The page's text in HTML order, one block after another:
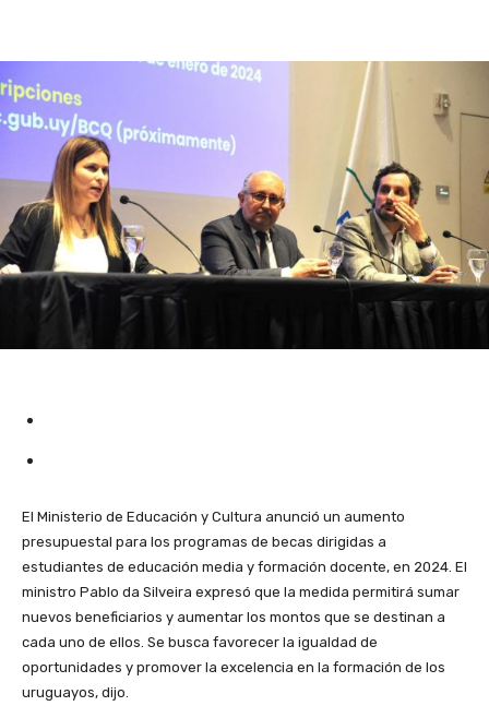
El Ministerio de Educación y Cultura anunció un aumento
presupuestal para los programas de becas dirigidas a
estudiantes de educación media y formación docente, en 2024. El
ministro Pablo da Silveira expresó que la medida permitirá sumar
nuevos beneficiarios y aumentar los montos que se destinan a
cada uno de ellos. Se busca favorecer la igualdad de
oportunidades y promover la excelencia en la formación de los
uruguayos, dijo.